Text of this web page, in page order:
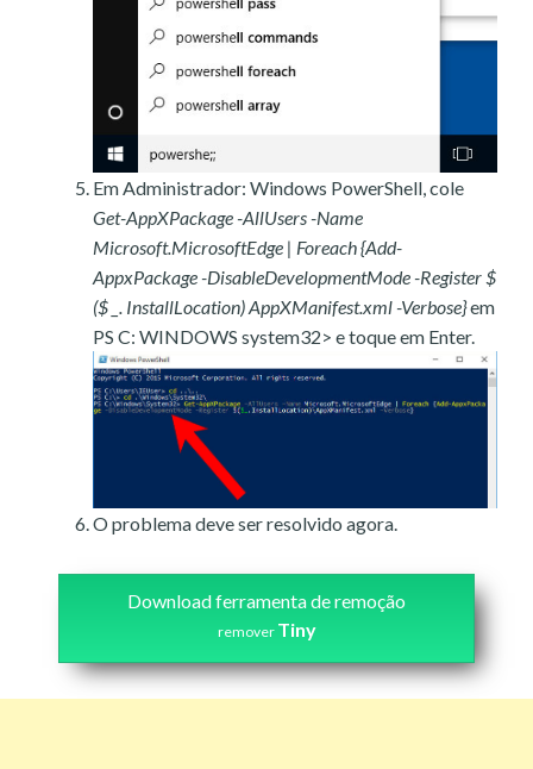
Em Administrador: Windows PowerShell, cole
Get-AppXPackage -AllUsers -Name
Microsoft.MicrosoftEdge | Foreach {Add-
AppxPackage -DisableDevelopmentMode -Register $
($ _. InstallLocation) AppXManifest.xml -Verbose}em
PS C: WINDOWS system32> e toque em Enter.
O problema deve ser resolvido agora.
Download ferramenta de remoção
remover Tiny